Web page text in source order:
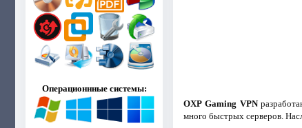
Операционнные системы:
OXP Gaming VPN
много быстрых серверов.